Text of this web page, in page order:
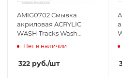
AMIG0702 Смывка
акриловая ACRYLIC
WASH Tracks Wash
Ammo Mig
Нет в наличии
322 руб./шт